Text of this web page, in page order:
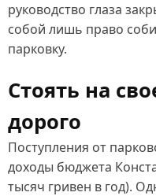
руководство глаза
собой лишь право
парковку.
Стоять на
дорого
Поступления от
доходы бюджета
тысяч гривен в год).